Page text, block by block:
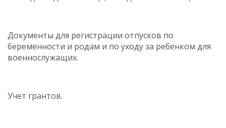
Документы для регистрации отпусков по
беременности и родам и по уходу за ребенком для
военнослужащих.
Учет грантов.